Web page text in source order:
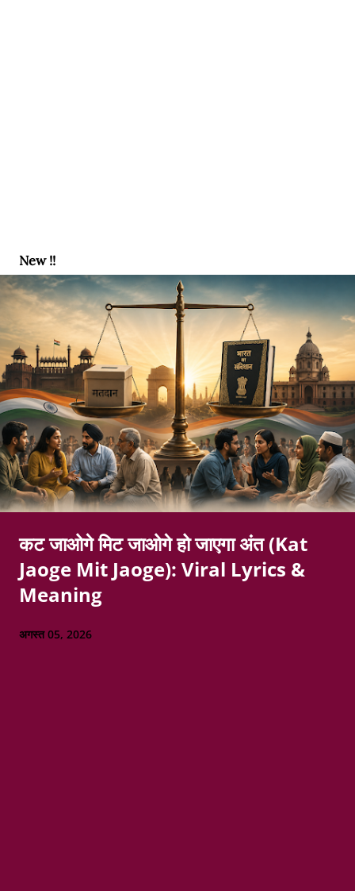
New !!
कट जाओगे मिट जाओगे हो जाएगा अंत (Kat
Jaoge Mit Jaoge): Viral Lyrics &
Meaning
अगस्त 05, 2026